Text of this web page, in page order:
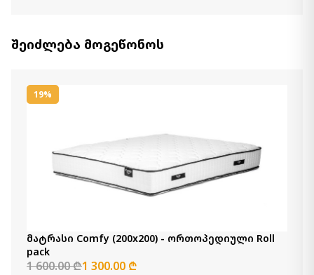
მატრასი Comfy (200x200) -
ორთოპედიული Roll pack
1 600.00 ₾
1 300.00 ₾
Item: HTD3052
შეიძლება მოგეწონოს
19%
მატრასი Comfy (200x200) - ორთოპედიული Roll
pack
1 600.00 ₾1 300.00 ₾